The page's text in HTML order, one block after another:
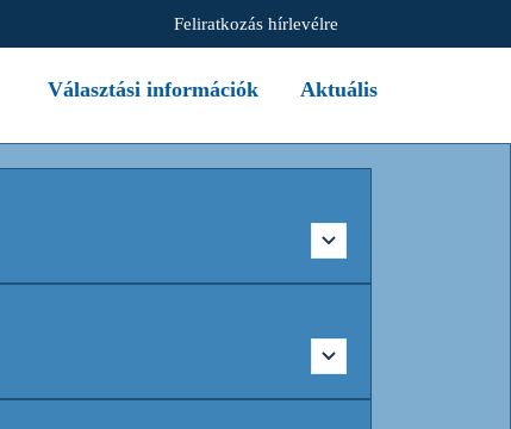
Feliratkozás hírlevélre
Választási információk Aktuális